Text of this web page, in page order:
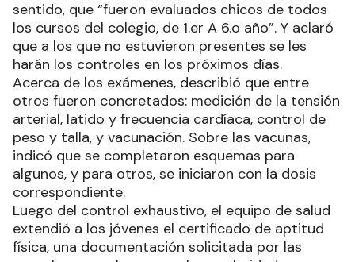
sentido, que “fueron evaluados chicos de todos
los cursos del colegio, de 1.er A 6.o año”. Y aclaró
que a los que no estuvieron presentes se les
harán los controles en los próximos días.
Acerca de los exámenes, describió que entre
otros fueron concretados: medición de la tensión
arterial, latido y frecuencia cardíaca, control de
peso y talla, y vacunación. Sobre las vacunas,
indicó que se completaron esquemas para
algunos, y para otros, se iniciaron con la dosis
correspondiente.
Luego del control exhaustivo, el equipo de salud
extendió a los jóvenes el certificado de aptitud
física, una documentación solicitada por las